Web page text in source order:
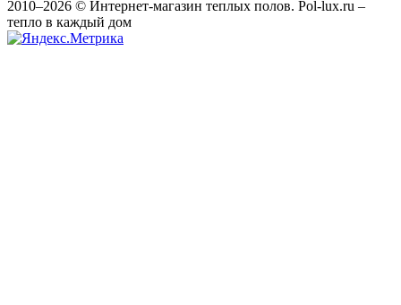
2010–2026 © Интернет-магазин теплых полов. Pol-lux.ru –
тепло в каждый дом